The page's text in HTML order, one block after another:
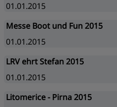
01.01.2015
Messe Boot und Fun 2015
01.01.2015
LRV ehrt Stefan 2015
01.01.2015
Litomerice - Pirna 2015